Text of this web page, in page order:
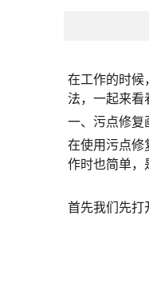
在工作的时候
法，一起来看
一、污点修复
在使用污点修
作时也简单，
首先我们先打